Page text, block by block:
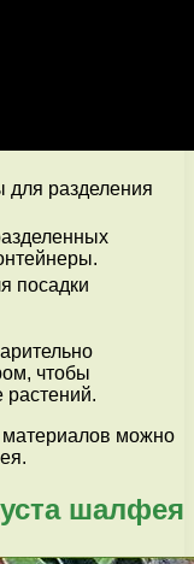
разделения
посадки
чтобы
растений.
материалов можно
шалфея